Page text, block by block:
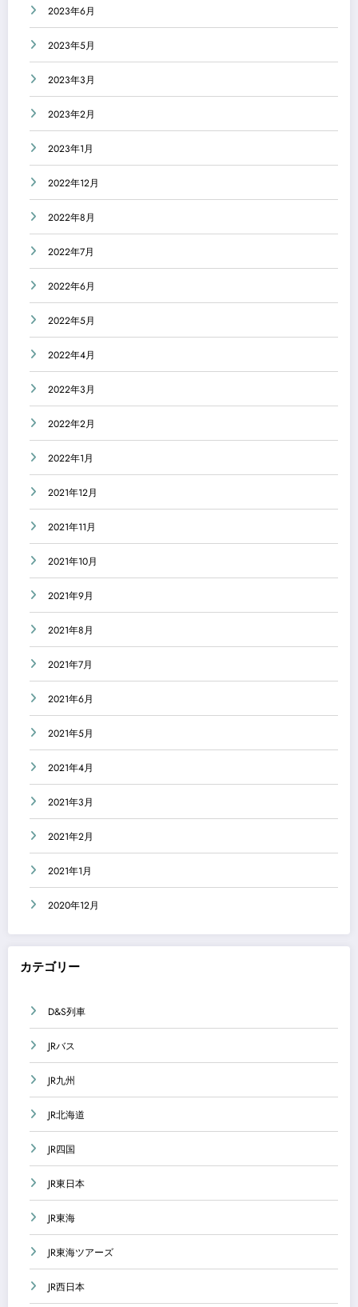
2023年6月
2023年5月
2023年3月
2023年2月
2023年1月
2022年12月
2022年8月
2022年7月
2022年6月
2022年5月
2022年4月
2022年3月
2022年2月
2022年1月
2021年12月
2021年11月
2021年10月
2021年9月
2021年8月
2021年7月
2021年6月
2021年5月
2021年4月
2021年3月
2021年2月
2021年1月
2020年12月
カテゴリー
D&S列車
JRバス
JR九州
JR北海道
JR四国
JR東日本
JR東海
JR東海ツアーズ
JR西日本